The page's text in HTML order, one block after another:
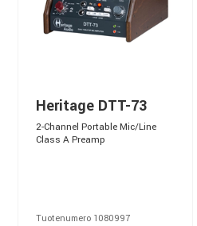
Heritage DTT-73
2-Channel Portable Mic/Line
Class A Preamp
Tuotenumero 1080997